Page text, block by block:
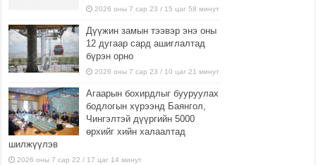
2026 оны 7 сар 23 / 15 цаг 58 минут
Дүүжин замын тээвэр энэ оны
12 дугаар сард ашиглалтад
бүрэн орно
2026 оны 7 сар 23 / 10 цаг 21 минут
Агаарын бохирдлыг бууруулах
бодлогын хүрээнд Баянгол,
Чингэлтэй дүүргийн 5000
өрхийг хийн халаалтад
шилжүүлэв
2026 оны 7 сар 22 / 17 цаг 14 минут